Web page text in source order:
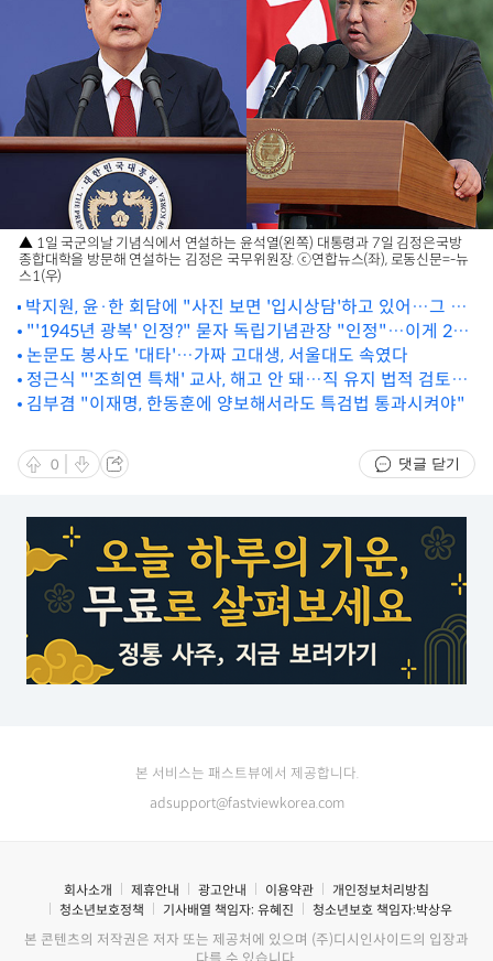
▲ 1일 국군의날 기념식에서 연설하는 윤석열(왼쪽) 대통령과 7일 김정은국방
종합대학을 방문해 연설하는 김정은 국무위원장. ⓒ연합뉴스(좌), 로동신문=-뉴
스1(우)
박지원, 윤·한 회담에 "사진 보면 '입시상담'하고 있어…그 대
통령에 그 대표"
"'1945년 광복' 인정?" 묻자 독립기념관장 "인정"…이게 2달
걸릴 일?
논문도 봉사도 '대타'…가짜 고대생, 서울대도 속였다
정근식 "'조희연 특채' 교사, 해고 안 돼…직 유지 법적 검토
중"
김부겸 "이재명, 한동훈에 양보해서라도 특검법 통과시켜야"
0 댓글 닫기
본 서비스는 패스트뷰에서 제공합니다.
adsupport@fastviewkorea.com
회사소개 제휴안내 광고안내 이용약관
개인정보처리방침
청소년보호정책
기사배열 책임자: 유혜진 청소년보호 책임자:박상우
본 콘텐츠의 저작권은 저자 또는 제공처에 있으며 (주)디시인사이드의 입장과